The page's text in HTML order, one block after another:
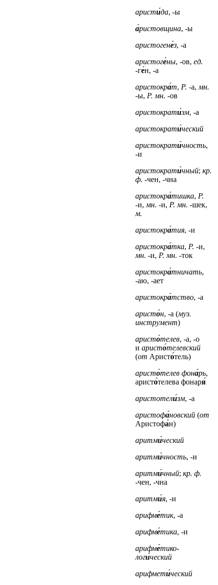
аристи́да, -ы
а́ристовщина, -ы
аристогене́з, -а
аристоге́ны, -ов, ед.
-ге́н, -а
аристокра́т, Р. -а, мн.
-ы, Р. мн. -ов
аристократи́зм, -а
аристократи́ческий
аристократи́чность,
-и
аристократи́чный; кр.
ф. -чен, -чна
аристокра́тишка, Р.
-и, мн. -и, Р. мн. -шек,
м.
аристокра́тия, -и
аристокра́тка, Р. -и,
мн. -и, Р. мн. -ток
аристокра́тничать,
-аю, -ает
аристокра́тство, -а
аристо́н, -а (муз.
инструмент)
аристо́телев, -а, -о
и аристо́телевский
(от Аристо́тель)
аристо́телев фона́рь,
аристо́телева фонаря́
аристотели́зм, -а
аристофа́новский (от
Аристофа́н)
аритми́ческий
аритми́чность, -и
аритми́чный; кр. ф.
-чен, -чна
аритми́я, -и
арифме́тик, -а
арифме́тика, -и
арифме́тико-
логи́ческий
арифмети́ческий